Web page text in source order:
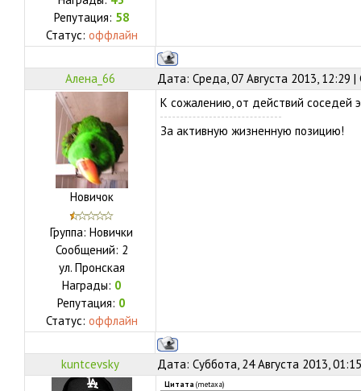
Репутация: 58
Статус: оффлайн
Алена_66 Дата: Среда, 07 Августа 2013, 12:29
Новичок
Группа: Новички
Сообщений: 2
ул. Пронская
Награды: 0
Репутация: 0
Статус: оффлайн
К сожалению, от действий соседей
За активную жизненную позицию!
kuntcevsky Дата: Суббота, 24 Августа 2013,
Цитата (metaxa)